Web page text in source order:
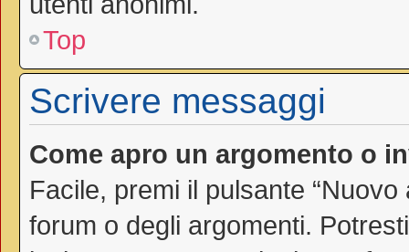
Top
Scrivere messaggi
Come apro un argomento o
Facile, premi il pulsante
forum o degli argomenti.